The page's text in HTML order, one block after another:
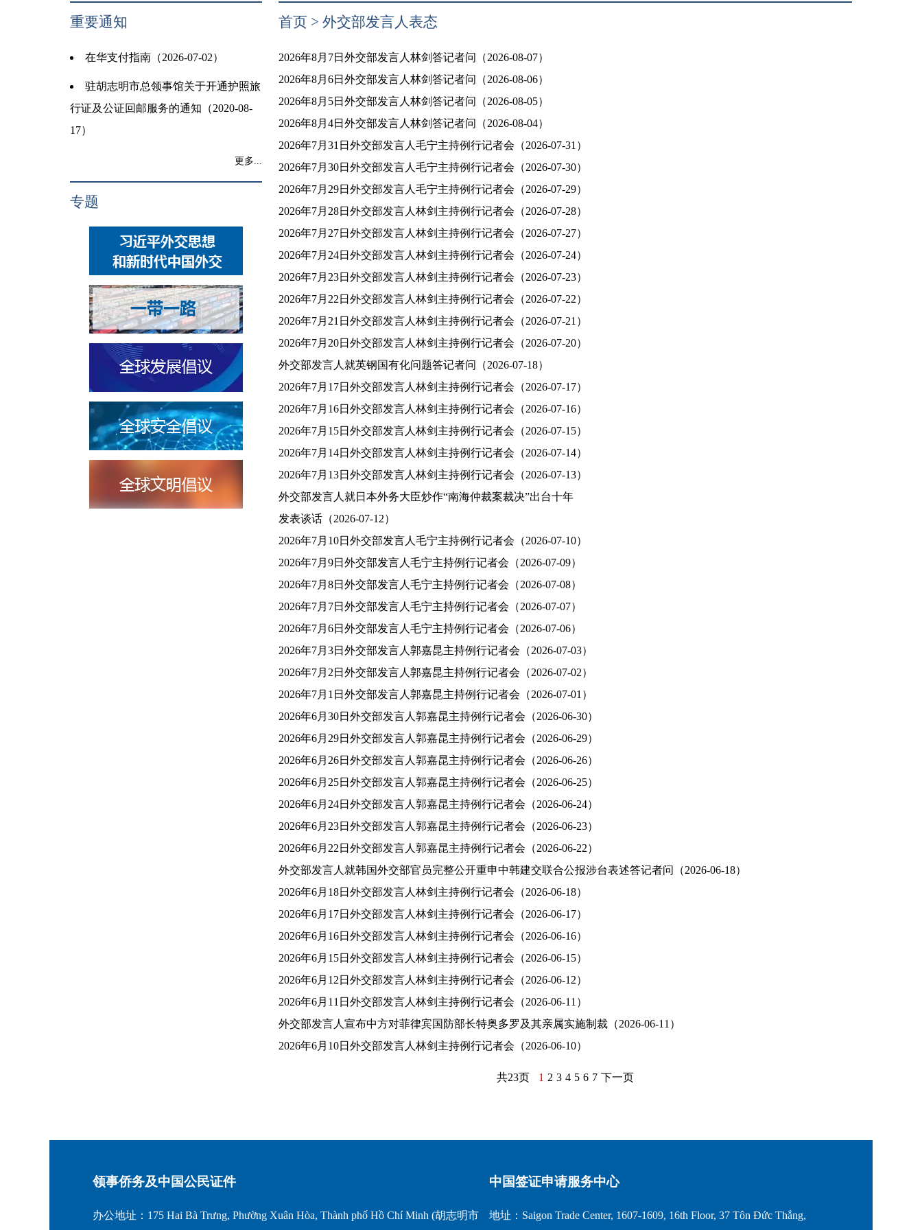
重要通知
在华支付指南（2026-07-02）
驻胡志明市总领事馆关于开通护照旅
行证及公证回邮服务的通知（2020-08-
17）
更多...
专题
首页 > 外交部发言人表态
2026年8月7日外交部发言人林剑答记者问（2026-08-07）
2026年8月6日外交部发言人林剑答记者问（2026-08-06）
2026年8月5日外交部发言人林剑答记者问（2026-08-05）
2026年8月4日外交部发言人林剑答记者问（2026-08-04）
2026年7月31日外交部发言人毛宁主持例行记者会（2026-07-31）
2026年7月30日外交部发言人毛宁主持例行记者会（2026-07-30）
2026年7月29日外交部发言人毛宁主持例行记者会（2026-07-29）
2026年7月28日外交部发言人林剑主持例行记者会（2026-07-28）
2026年7月27日外交部发言人林剑主持例行记者会（2026-07-27）
2026年7月24日外交部发言人林剑主持例行记者会（2026-07-24）
2026年7月23日外交部发言人林剑主持例行记者会（2026-07-23）
2026年7月22日外交部发言人林剑主持例行记者会（2026-07-22）
2026年7月21日外交部发言人林剑主持例行记者会（2026-07-21）
2026年7月20日外交部发言人林剑主持例行记者会（2026-07-20）
外交部发言人就英钢国有化问题答记者问（2026-07-18）
2026年7月17日外交部发言人林剑主持例行记者会（2026-07-17）
2026年7月16日外交部发言人林剑主持例行记者会（2026-07-16）
2026年7月15日外交部发言人林剑主持例行记者会（2026-07-15）
2026年7月14日外交部发言人林剑主持例行记者会（2026-07-14）
2026年7月13日外交部发言人林剑主持例行记者会（2026-07-13）
外交部发言人就日本外务大臣炒作“南海仲裁案裁决”出台十年
发表谈话（2026-07-12）
2026年7月10日外交部发言人毛宁主持例行记者会（2026-07-10）
2026年7月9日外交部发言人毛宁主持例行记者会（2026-07-09）
2026年7月8日外交部发言人毛宁主持例行记者会（2026-07-08）
2026年7月7日外交部发言人毛宁主持例行记者会（2026-07-07）
2026年7月6日外交部发言人毛宁主持例行记者会（2026-07-06）
2026年7月3日外交部发言人郭嘉昆主持例行记者会（2026-07-03）
2026年7月2日外交部发言人郭嘉昆主持例行记者会（2026-07-02）
2026年7月1日外交部发言人郭嘉昆主持例行记者会（2026-07-01）
2026年6月30日外交部发言人郭嘉昆主持例行记者会（2026-06-30）
2026年6月29日外交部发言人郭嘉昆主持例行记者会（2026-06-29）
2026年6月26日外交部发言人郭嘉昆主持例行记者会（2026-06-26）
2026年6月25日外交部发言人郭嘉昆主持例行记者会（2026-06-25）
2026年6月24日外交部发言人郭嘉昆主持例行记者会（2026-06-24）
2026年6月23日外交部发言人郭嘉昆主持例行记者会（2026-06-23）
2026年6月22日外交部发言人郭嘉昆主持例行记者会（2026-06-22）
外交部发言人就韩国外交部官员完整公开重申中韩建交联合公报涉台表述答记者问（2026-06-18）
2026年6月18日外交部发言人林剑主持例行记者会（2026-06-18）
2026年6月17日外交部发言人林剑主持例行记者会（2026-06-17）
2026年6月16日外交部发言人林剑主持例行记者会（2026-06-16）
2026年6月15日外交部发言人林剑主持例行记者会（2026-06-15）
2026年6月12日外交部发言人林剑主持例行记者会（2026-06-12）
2026年6月11日外交部发言人林剑主持例行记者会（2026-06-11）
外交部发言人宣布中方对菲律宾国防部长特奥多罗及其亲属实施制裁（2026-06-11）
2026年6月10日外交部发言人林剑主持例行记者会（2026-06-10）
共23页 1 2 3 4 5 6 7 下一页
领事侨务及中国公民证件
办公地址：175 Hai Bà Trưng, Phường Xuân Hòa, Thành phố Hồ Chí Minh (胡志明市
中国签证申请服务中心
地址：Saigon Trade Center, 1607-1609, 16th Floor, 37 Tôn Đức Thắng,